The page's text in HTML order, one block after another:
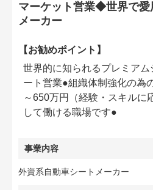
マーケット営業◆世界で愛
メーカー
【お勧めポイント】
世界的に知られるプレミア
ート営業●組織体制強化の為
～650万円（経験・スキルに
して働ける職場です●
事業内容
外資系自動車シートメーカー